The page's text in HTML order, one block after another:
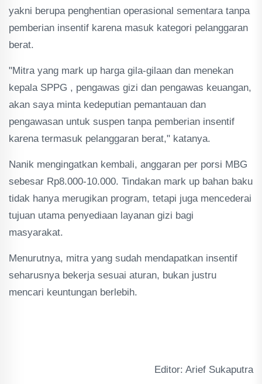
yakni berupa penghentian operasional sementara tanpa
pemberian insentif karena masuk kategori pelanggaran
berat.
"Mitra yang mark up harga gila-gilaan dan menekan
kepala SPPG , pengawas gizi dan pengawas keuangan,
akan saya minta kedeputian pemantauan dan
pengawasan untuk suspen tanpa pemberian insentif
karena termasuk pelanggaran berat," katanya.
Nanik mengingatkan kembali, anggaran per porsi MBG
sebesar Rp8.000-10.000. Tindakan mark up bahan baku
tidak hanya merugikan program, tetapi juga mencederai
tujuan utama penyediaan layanan gizi bagi
masyarakat.
Menurutnya, mitra yang sudah mendapatkan insentif
seharusnya bekerja sesuai aturan, bukan justru
mencari keuntungan berlebih.
Editor: Arief Sukaputra